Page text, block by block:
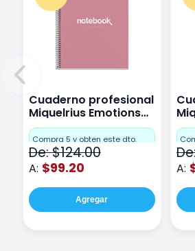
Cuaderno profesional
Miquelrius Emotions
Cuadro Chico 80
hojas Rosa
Compra 5 y obten este dto.
De: $124.00
A: $99.20
Agregar
A: